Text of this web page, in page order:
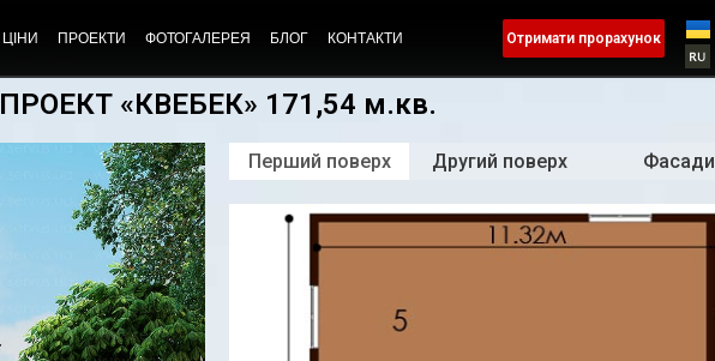
ЦІНИ ПРОЕКТИ ФОТОГАЛЕРЕЯ БЛОГ КОНТАКТИ Отримати прорахунок
ПРОЕКТ «КВЕБЕК» 171,54 м.кв.
Перший поверх Другий поверх Фасади